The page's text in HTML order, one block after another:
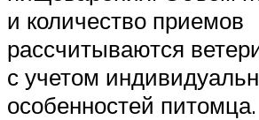
и количество приемов
рассчитываются
с учетом
особенностей питомца.